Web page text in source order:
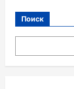
Поиск